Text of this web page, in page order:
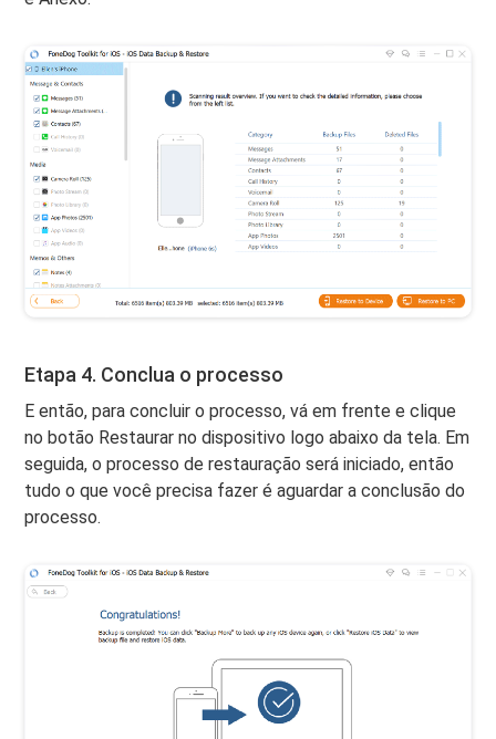
Etapa 4. Conclua o processo
E então, para concluir o processo, vá em frente e clique
no botão Restaurar no dispositivo logo abaixo da tela. Em
seguida, o processo de restauração será iniciado, então
tudo o que você precisa fazer é aguardar a conclusão do
processo.